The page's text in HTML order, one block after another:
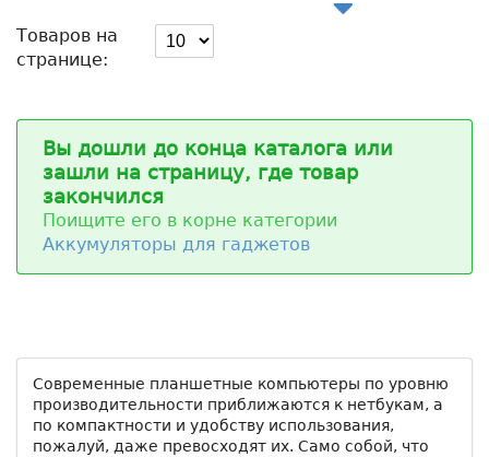
Товаров на
странице:
Вы дошли до конца каталога или
зашли на страницу, где товар
закончился
Поищите его в корне категории
Аккумуляторы для гаджетов
Современные планшетные компьютеры по уровню
производительности приближаются к нетбукам, а
по компактности и удобству использования,
пожалуй, даже превосходят их. Само собой, что